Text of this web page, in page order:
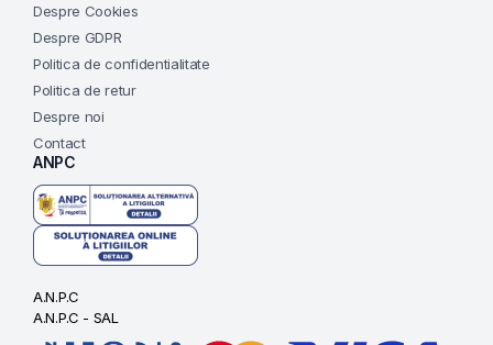
Despre Cookies
Despre GDPR
Politica de confidentialitate
Politica de retur
Despre noi
Contact
ANPC
A.N.P.C
A.N.P.C - SAL